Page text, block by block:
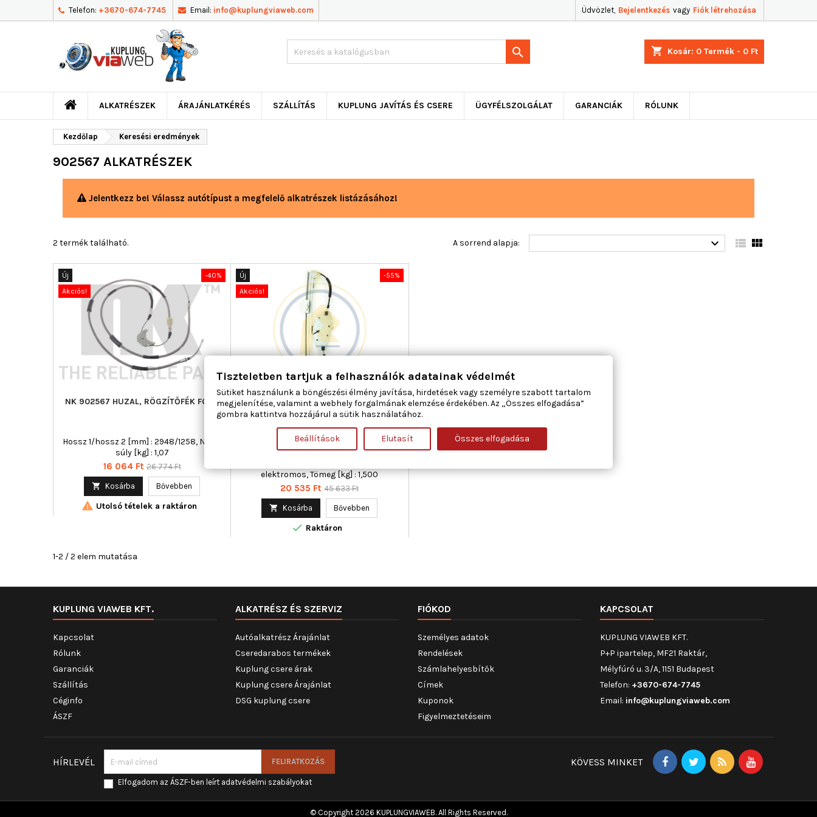
Telefon: +3670-674-7745 Email: info@kuplungviaweb.com Üdvözlet, Bejelentkezés vagy Fiók létrehozása
shopping_cart Kosár: 0 Termék - 0 Ft

ALKATRÉSZEK ÁRAJÁNLATKÉRÉS SZÁLLÍTÁS KUPLUNG JAVÍTÁS ÉS CSERE ÜGYFÉLSZOLGÁLAT GARANCIÁK RÓLUNK
Kezdőlap Keresési eredmények
902567 ALKATRÉSZEK
Jelentkezz be! Válassz autótípust a megfelelő alkatrészek listázásához!
2 termék található. A sorrend alapja:   
-40%
Új
Akciós!
NK 902567 HUZAL, RÖGZÍTŐFÉK FORD
Hossz 1/hossz 2 [mm] : 2948/1258, Nettó
súly [kg] : 1,07
Ár
16 064 Ft Normál
26 774 Ft
 Kosárba Bővebben
 Utolsó tételek a raktáron
-55%
Új
Akciós!
AC ROLCAR 01.1516 ABLAKEMELŐ JOBB
HÁTSÓ FIAT
Ajtók száma : 4, Beépítési oldal : jobb
hátsó, Kiegészítő cikk/kiegészítő info :
elektromos, Tömeg [kg] : 1,500
Ár
20 535 Ft Normál
45 633 Ft
 Kosárba Bővebben
 Raktáron
1-2 / 2 elem mutatása
KUPLUNG VIAWEB KFT.
Kapcsolat
Rólunk
Garanciák
Szállítás
Céginfo
ÁSZF
ALKATRÉSZ ÉS SZERVIZ
Autóalkatrész Árajánlat
Cseredarabos termékek
Kuplung csere árak
Kuplung csere Árajánlat
DSG kuplung csere
FIÓKOD
Személyes adatok
Rendelések
Számlahelyesbítők
Címek
Kuponok
Figyelmeztetéseim
KAPCSOLAT
KUPLUNG VIAWEB KFT.
P+P ipartelep, MF21 Raktár,
Mélyfúró u. 3/A, 1151 Budapest
Telefon: +3670-674-7745
Email: info@kuplungviaweb.com
HÍRLEVÉL
Elfogadom az ÁSZF-ben leírt adatvédelmi szabályokat
KÖVESS MINKET
© Copyright 2026 KUPLUNGVIAWEB. All Rights Reserved.
Tiszteletben tartjuk a felhasználók adatainak védelmét
Sütiket használunk a böngészési élmény javítása, hirdetések vagy személyre szabott tartalom
megjelenítése, valamint a webhely forgalmának elemzése érdekében. Az „Összes elfogadása”
gombra kattintva hozzájárul a sütik használatához.
Beállítások Elutasít Összes elfogadása